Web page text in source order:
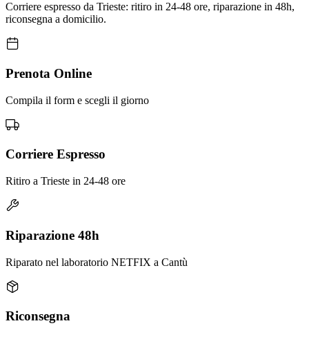
Corriere espresso da Trieste: ritiro in 24-48 ore, riparazione in 48h,
riconsegna a domicilio.
Prenota Online
Compila il form e scegli il giorno
Corriere Espresso
Ritiro a Trieste in 24-48 ore
Riparazione 48h
Riparato nel laboratorio NETFIX a Cantù
Riconsegna